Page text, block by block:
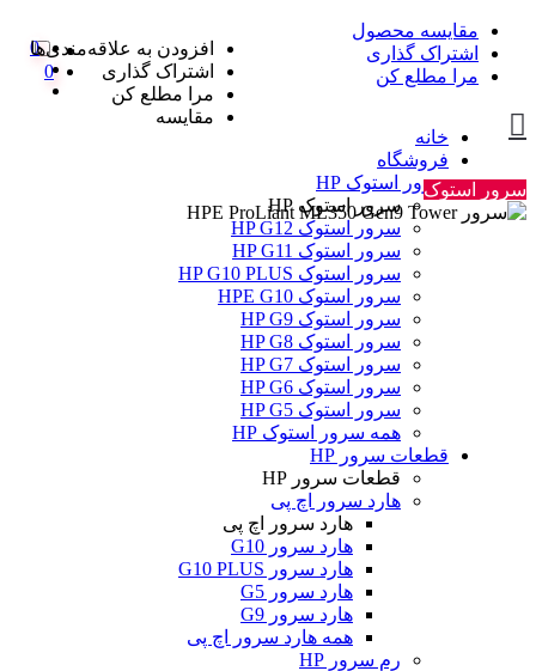
مقایسه محصول
اشتراک گذاری
مرا مطلع کن
0
0
خانه
فروشگاه
سرور استوک HP
سرور استوک HP
سرور استوک HP G12
سرور استوک HP G11
سرور استوک HP G10 PLUS
سرور استوک HPE G10
سرور استوک HP G9
سرور استوک HP G8
سرور استوک HP G7
سرور استوک HP G6
سرور استوک HP G5
همه سرور استوک HP
قطعات سرور HP
قطعات سرور HP
هارد سرور اچ پی
هارد سرور اچ پی
هارد سرور G10
هارد سرور G10 PLUS
هارد سرور G5
هارد سرور G9
همه هارد سرور اچ پی
رم سرور HP
سرور استوک
افزودن به علاقه‌مندی‌ها
اشتراک گذاری
مرا مطلع کن
مقایسه